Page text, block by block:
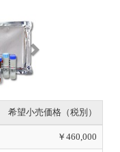
e
t
希望小売価格（税別）
￥460,000